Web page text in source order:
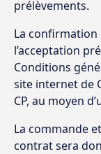
prélèvements.
La confirmation
l’acceptation
Conditions
site internet de
CP, au moyen
La commande
contrat sera